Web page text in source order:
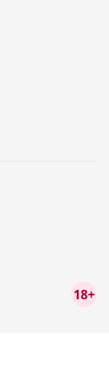
18+